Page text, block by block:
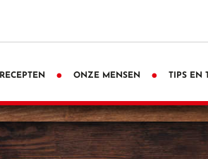
RECEPTEN ONZE MENSEN TIPS EN